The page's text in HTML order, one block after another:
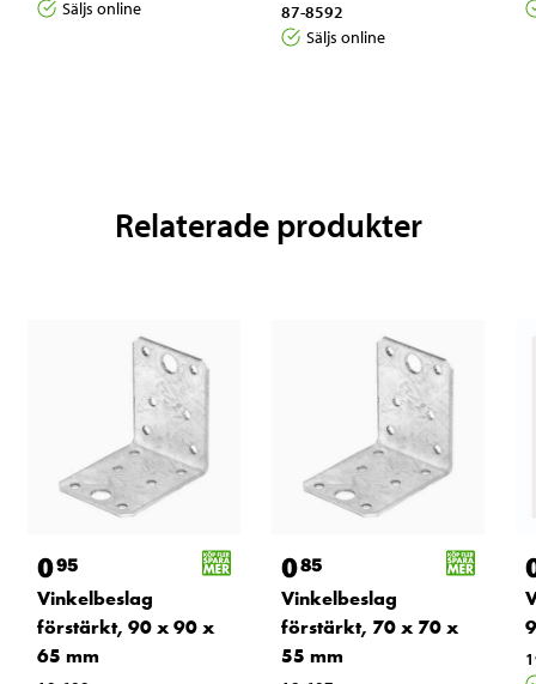
Säljs online
87-8592
Säljs online
Relaterade produkter
095
Vinkelbeslag
förstärkt, 90 x 90 x
65 mm
085
Vinkelbeslag
förstärkt, 70 x 70 x
55 mm